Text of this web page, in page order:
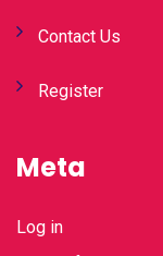
Contact Us
Register
Meta
Log in